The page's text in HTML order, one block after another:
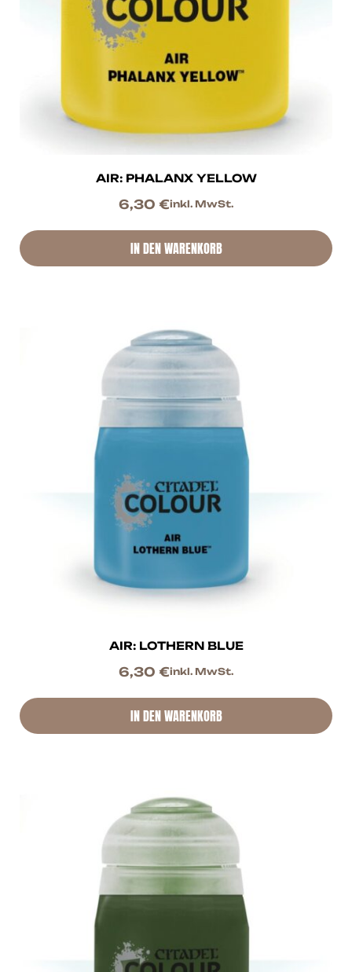
AIR: PHALANX YELLOW
6,30 €inkl. MwSt.
IN DEN WARENKORB
AIR: LOTHERN BLUE
6,30 €inkl. MwSt.
IN DEN WARENKORB